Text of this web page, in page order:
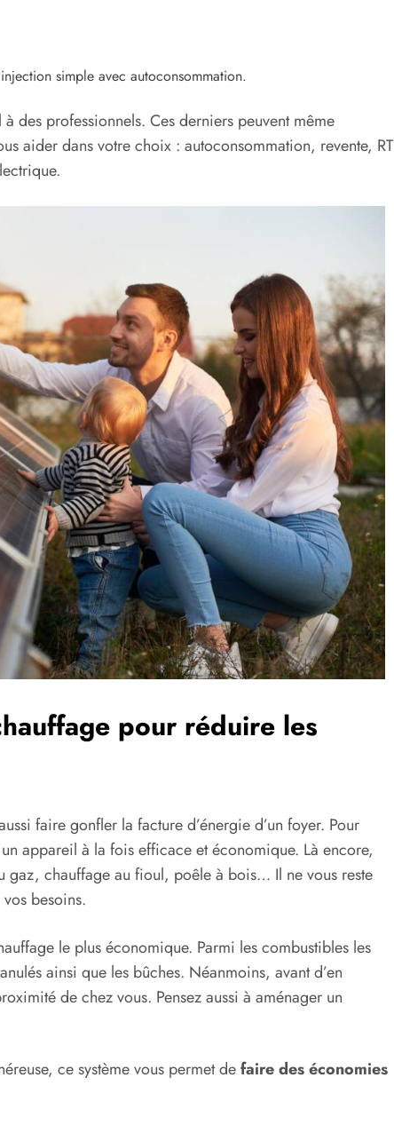
simple avec autoconsommation.
des professionnels. Ces derniers peuvent même
aider dans votre choix : autoconsommation, revente, RT
pour réduire les
faire gonfler la facture d’énergie d’un foyer. Pour
appareil à la fois efficace et économique. Là encore,
gaz, chauffage au fioul, poêle à bois… Il ne vous reste
besoins.
le plus économique. Parmi les combustibles les
ainsi que les bûches. Néanmoins, avant d’en
de chez vous. Pensez aussi à aménager un
ce système vous permet defaire des économies